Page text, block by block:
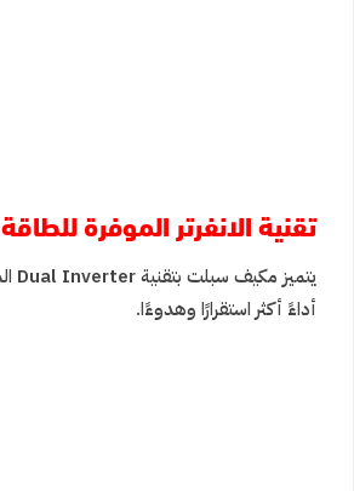
تقنية الانفرتر الموفرة للطاقة
أداءً أكثر استقرارًا وهدوءًا.